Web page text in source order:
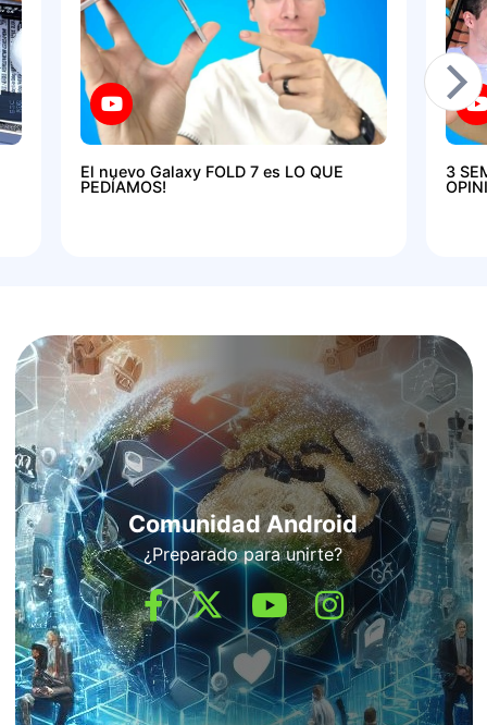
El nuevo Galaxy FOLD 7 es LO QUE
PEDÍAMOS!
3
Comunidad Android
¿Preparado para unirte?